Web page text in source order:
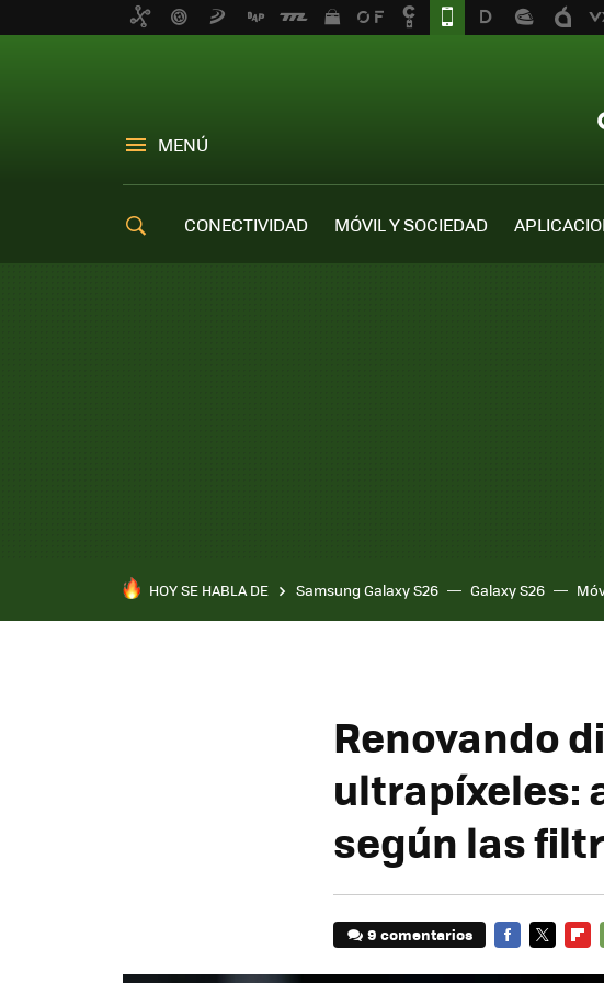
MENÚ
CONECTIVIDAD MÓVIL Y SOCIEDAD
HOY SE HABLA DE Samsung Galaxy S26 Galaxy S26
Renovando
ultrapíxeles:
según las
9 comentarios